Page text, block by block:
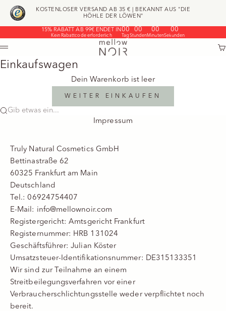
Zum Inhalt springen
KOSTENLOSER VERSAND AB 35 € | BEKANNT AUS "DIE
HÖHLE DER LÖWEN"
15% RABATT AB 99€ ENDET IN
Kein Rabattcode erforderlich
00
Tag
00
Stunden
00
Minuten
00
Sekunden
mellow NOIR
Einkaufswagen
Dein Warenkorb ist leer
WEITER EINKAUFEN
Gib etwas ein...
Impressum
Truly Natural Cosmetics GmbH
Bettinastraße 62
60325 Frankfurt am Main
Deutschland
Tel.: 06924754407
E-Mail: info@mellownoir.com
Registergericht: Amtsgericht Frankfurt
Registernummer: HRB 131024
Geschäftsführer: Julian Köster
Umsatzsteuer-Identifikationsnummer: DE315133351
Wir sind zur Teilnahme an einem
Streitbeilegungsverfahren vor einer
Verbraucherschlichtungsstelle weder verpflichtet noch
bereit.